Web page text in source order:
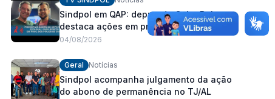
Sindpol em QAP: deputado Cabo Bebeto
destaca ações em prol dos policiais civis
04/08/2026
Geral Notícias
Sindpol acompanha julgamento da ação
do abono de permanência no TJ/AL